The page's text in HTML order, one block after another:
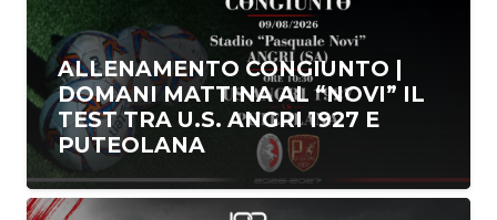
ALLENAMENTO CONGIUNTO |
DOMANI MATTINA AL “NOVI” IL
TEST TRA U.S. ANGRI 1927 E
PUTEOLANA